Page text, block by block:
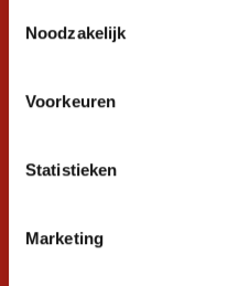
Noodzakelijk
Voorkeuren
Statistieken
Marketing
Snel antwoord op je
graag verder. 24/7
Ontvang de nieuwste